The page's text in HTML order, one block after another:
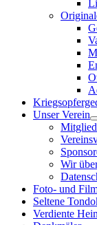
Unser Verein
Wir
Foto- und
Seltene
Verdiente